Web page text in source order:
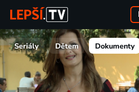
Seriály Dětem Dokumenty